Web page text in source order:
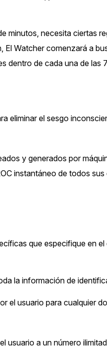
y
Atención Telefónica
Menor
minutos, necesita ciertas
Watcher comenzará a
dentro de cada una de las
eliminar el sesgo
y generados por
instantáneo de todos
que especifique en
la información de
el usuario para cualquier
usuario a un número